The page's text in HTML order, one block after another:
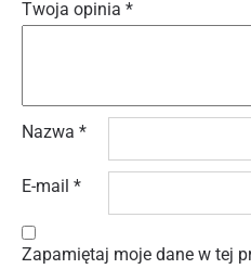
Twoja opinia *
Nazwa *
E-mail *
Zapamiętaj moje dane w tej